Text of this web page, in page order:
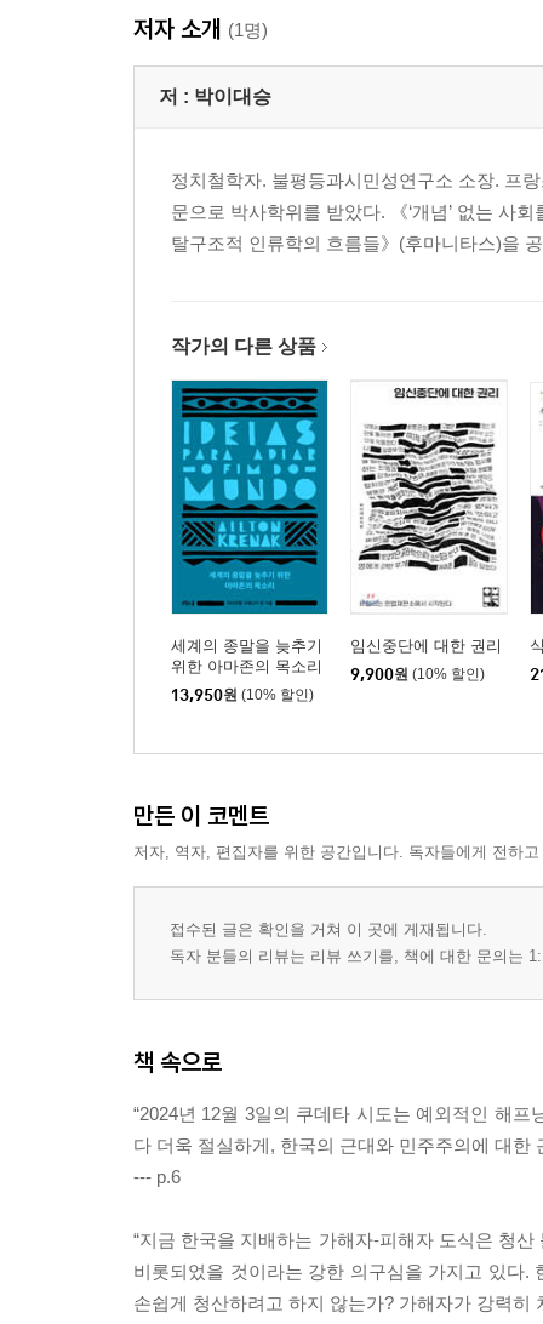
부채의 인류학 | 인간 경제 | 상품 교환과 비상품
폭력과상품 교환의 논리 | 마치며: 청산 불가능한
괴롭힘이 노동의 정상적 조건이 되었을 때ㆍ122
페미니즘 사냥에 어떻게 맞설 것인가?ㆍ128
한국에 시민의 공동체가 존재하는가?ㆍ134
당신은 민주주의에 진정으로 동의하는가?ㆍ152
강자가 지배하는 이상한 사회ㆍ158
노동자의 죽음은 사고인가 폭력인가?ㆍ164
돈의 논리가 지배하는 자기파괴적 사회ㆍ170
평등하지 않은 세상을 꿈꾸는 당신에게ㆍ176
이민자는 노동력이 아니라 사람이다ㆍ182
‘외국인’이란 누구인가?ㆍ188
동성결혼을 반대하는 것은 가능한가?ㆍ194
공통된 것 없는 공동체의 모습ㆍ200
*깊이 읽기: 민주주의의 순수하고 단순한 정의 206
민주화 이후의 ‘역사’를 묻다ㆍ222
‘보통 사람’이라는 성역ㆍ240
가족을 이뤄야 하는 이유는 무엇인가?ㆍ252
〈매드 맥스〉부터 〈원피스〉까지: 다른 국가와
공과 사를 둘러싼 전쟁ㆍ270
복지가 선착순 서비스인가ㆍ276
*깊이 읽기: 민주주의의 문화적 조건ㆍ288
민주주의의 보편성 | 민주주의의 문화적 조건 (1):
저자 소개 (1명)
저 : 박이대승
정치철학자. 불평등과시민성연구소 소장. 프
문으로 박사학위를 받았다. 《‘개념’ 없는 사
탈구조적 인류학의 흐름들》(후마니타스)을
작가의 다른 상품
세계의 종말을 늦추기
위한 아마존의 목소리
13,950원 (10% 할인)
임신중단에 대한 권리
9,900원 (10% 할인)
만든 이 코멘트
저자, 역자, 편집자를 위한 공간입니다. 독자들에게 전하
접수된 글은 확인을 거쳐 이 곳에 게재됩니다.
독자 분들의 리뷰는 리뷰 쓰기를, 책에 대한 문의는
책 속으로
“2024년 12월 3일의 쿠데타 시도는 예외적인 해
다 더욱 절실하게, 한국의 근대와 민주주의에 대한
--- p.6
“지금 한국을 지배하는 가해자-피해자 도식은 청
비롯되었을 것이라는 강한 의구심을 가지고 있다
손쉽게 청산하려고 하지 않는가? 가해자가 강력히